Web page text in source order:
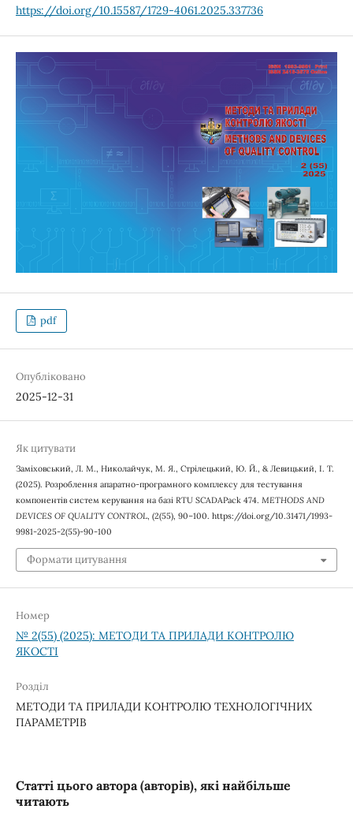
https://doi.org/10.15587/1729-4061.2025.337736
pdf
Опубліковано
2025-12-31
Як цитувати
Заміховський, Л. М., Николайчук, М. Я., Стрілецький, Ю. Й., & Левицький, І. Т.
(2025). Розроблення апаратно-програмного комплексу для тестування
компонентів систем керування на базі RTU SCADAPack 474. METHODS AND
DEVICES OF QUALITY CONTROL, (2(55), 90–100. https://doi.org/10.31471/1993-
9981-2025-2(55)-90-100
Формати цитування
Номер
№ 2(55) (2025): МЕТОДИ ТА ПРИЛАДИ КОНТРОЛЮ
ЯКОСТІ
Розділ
МЕТОДИ ТА ПРИЛАДИ КОНТРОЛЮ ТЕХНОЛОГІЧНИХ
ПАРАМЕТРІВ
Статті цього автора (авторів), які найбільше
читають